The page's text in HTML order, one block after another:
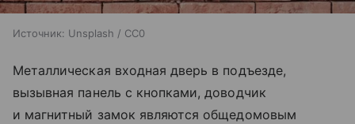
Источник: Unsplash / CC0
Металлическая входная дверь в подъезде,
вызывная панель с кнопками, доводчик
и магнитный замок являются общедомовым